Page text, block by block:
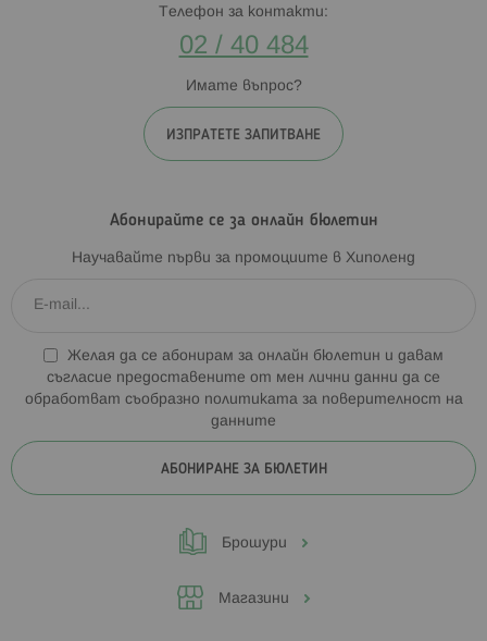
Телефон за контакти:
02 / 40 484
Имате въпрос?
ИЗПРАТЕТЕ ЗАПИТВАНЕ
Абонирайте се за онлайн бюлетин
Научавайте първи за промоциите в Хиполенд
Желая да се абонирам за онлайн бюлетин и давам
съгласие предоставените от мен лични данни да се
обработват съобразно политиката за поверителност на
данните
АБОНИРАНЕ ЗА БЮЛЕТИН
Брошури
Магазини